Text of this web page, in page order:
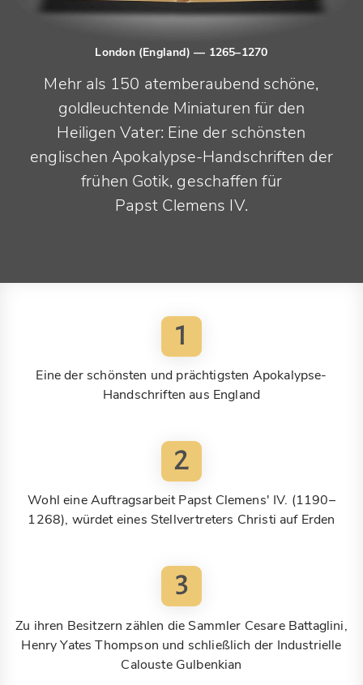
London (England)— 1265–1270
Mehr als 150 atemberaubend schöne,
goldleuchtende Miniaturen für den
Heiligen Vater: Eine der schönsten
englischen Apokalypse-Handschriften der
frühen Gotik, geschaffen für
Papst Clemens IV.
1
Eine der schönsten und prächtigsten Apokalypse-
Handschriften aus England
2
Wohl eine Auftragsarbeit Papst Clemens' IV. (1190–
1268), würdet eines Stellvertreters Christi auf Erden
3
Zu ihren Besitzern zählen die Sammler Cesare Battaglini,
Henry Yates Thompson und schließlich der Industrielle
Calouste Gulbenkian